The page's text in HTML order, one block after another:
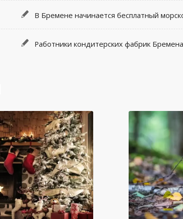
В Бремене начинается бесплатный
Работники кондитерских фабрик